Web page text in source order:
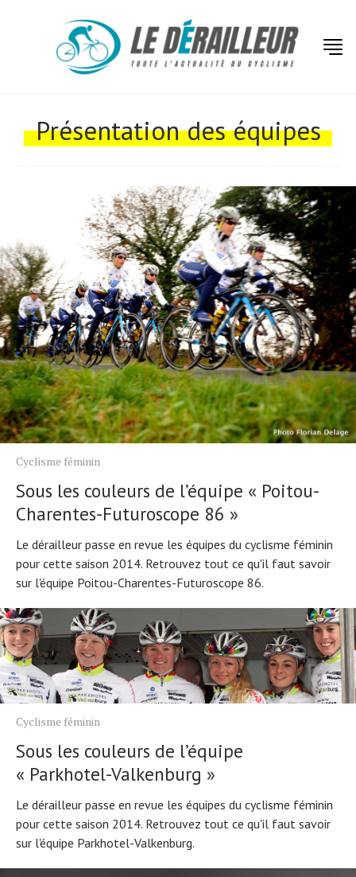
Présentation des équipes
Cyclisme féminin
Sous les couleurs de l’équipe « Poitou-
Charentes-Futuroscope 86 »
Le dérailleur passe en revue les équipes du cyclisme féminin
pour cette saison 2014. Retrouvez tout ce qu'il faut savoir
sur l'équipe Poitou-Charentes-Futuroscope 86.
Cyclisme féminin
Sous les couleurs de l’équipe
« Parkhotel-Valkenburg »
Le dérailleur passe en revue les équipes du cyclisme féminin
pour cette saison 2014. Retrouvez tout ce qu'il faut savoir
sur l'équipe Parkhotel-Valkenburg.
Actualités
Technologies
Tests de produits
Conseils
Tendances
Tous nos articles
À propos